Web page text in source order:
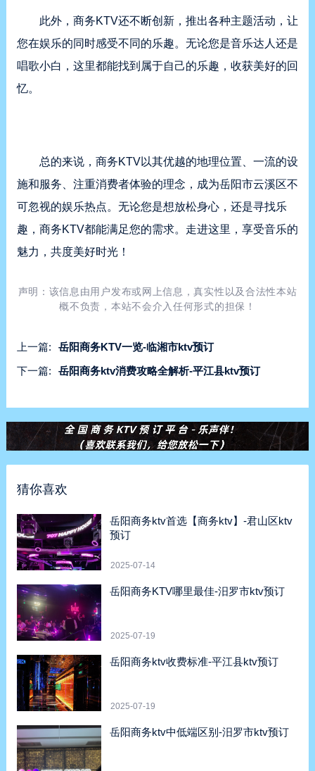
此外，商务KTV还不断创新，推出各种主题活动，让
您在娱乐的同时感受不同的乐趣。无论您是音乐达人还是
唱歌小白，这里都能找到属于自己的乐趣，收获美好的回
忆。
总的来说，商务KTV以其优越的地理位置、一流的设
施和服务、注重消费者体验的理念，成为岳阳市云溪区不
可忽视的娱乐热点。无论您是想放松身心，还是寻找乐
趣，商务KTV都能满足您的需求。走进这里，享受音乐的
魅力，共度美好时光！
声明：该信息由用户发布或网上信息，真实性以及合法性本站
概不负责，本站不会介入任何形式的担保！
上一篇:
岳阳商务KTV一览-临湘市ktv预订
下一篇:
岳阳商务ktv消费攻略全解析-平江县ktv预订
猜你喜欢
岳阳商务ktv首选【商务ktv】-君山区ktv
预订
2025-07-14
岳阳商务KTV哪里最佳-汨罗市ktv预订
2025-07-19
岳阳商务ktv收费标准-平江县ktv预订
2025-07-19
岳阳商务ktv中低端区别-汨罗市ktv预订